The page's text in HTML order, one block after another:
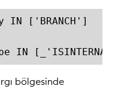
['BRANCH']
bölgesinde